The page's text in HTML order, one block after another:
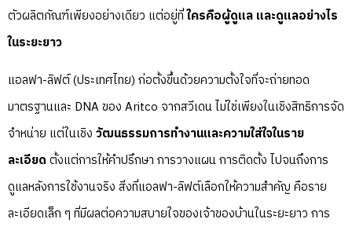
ตัวผลิตภัณฑ์เพียงอย่างเดียว แต่อยู่ที่ใครคือผู้ดูแล และดูแลอย่างไร
ในระยะยาว
แอลฟา-ลิฟต์ (ประเทศไทย) ก่อตั้งขึ้นด้วยความตั้งใจที่จะถ่ายทอด
มาตรฐานและ DNA ของ Aritco จากสวีเดน ไม่ใช่เพียงในเชิงสิทธิการจัด
จำหน่าย แต่ในเชิง วัฒนธรรมการทำงานและความใส่ใจในราย
ละเอียด ตั้งแต่การให้คำปรึกษา การวางแผน การติดตั้ง ไปจนถึงการ
ดูแลหลังการใช้งานจริง สิ่งที่แอลฟา-ลิฟต์เลือกให้ความสำคัญ คือราย
ละเอียดเล็ก ๆ ที่มีผลต่อความสบายใจของเจ้าของบ้านในระยะยาว การ